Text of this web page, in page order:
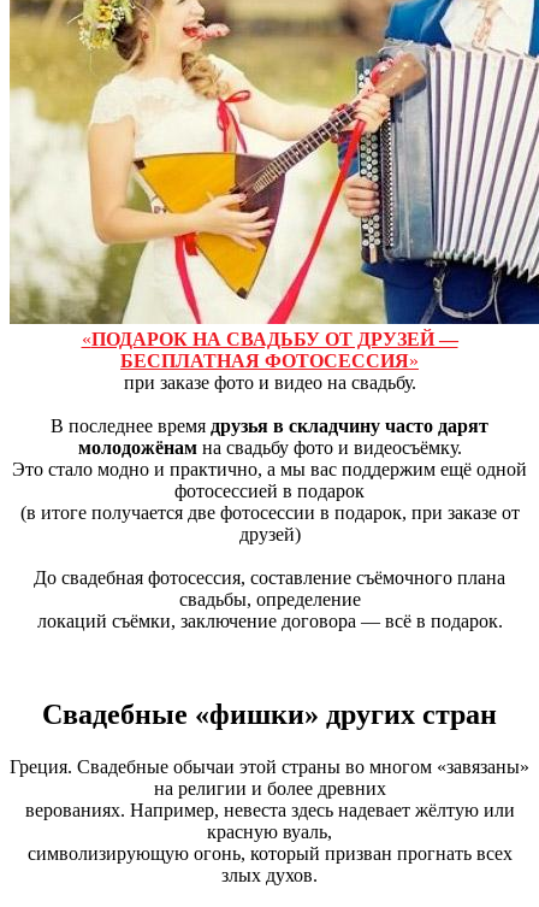
«ПОДАРОК НА СВАДЬБУ ОТ ДРУЗЕЙ —
БЕСПЛАТНАЯ ФОТОСЕССИЯ»
при заказе фото и видео на свадьбу.
В последнее время друзья в складчину часто дарят
молодожёнамна свадьбу фото и видеосъёмку.
Это стало модно и практично, а мы вас поддержим ещё одной
фотосессией в подарок
(в итоге получается две фотосессии в подарок, при заказе от
друзей)
До свадебная фотосессия, составление съёмочного плана
свадьбы, определение
локаций съёмки, заключение договора — всё в подарок.
Свадебные «фишки» других стран
Греция. Свадебные обычаи этой страны во многом «завязаны»
на религии и более древних
верованиях. Например, невеста здесь надевает жёлтую или
красную вуаль,
символизирующую огонь, который призван прогнать всех
злых духов.